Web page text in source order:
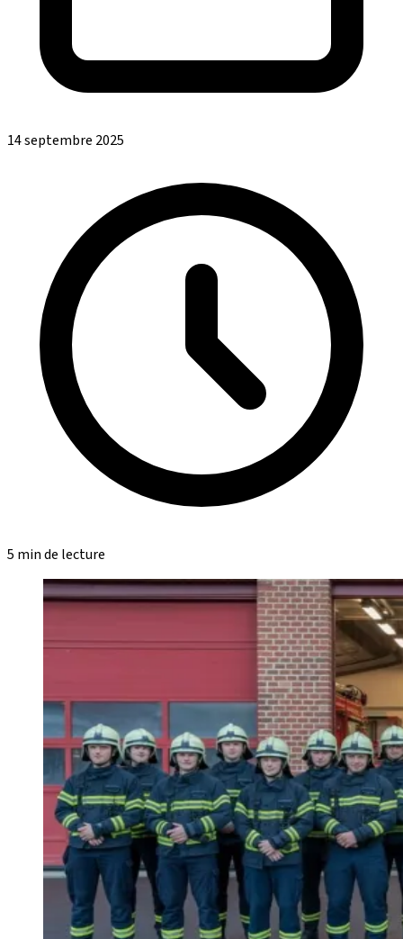
14 septembre 2025
5 min de lecture